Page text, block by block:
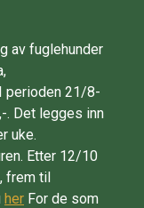
av fuglehunder
perioden 21/8-
. Det legges inn
uke.
Etter 12/10
frem til
her For de som